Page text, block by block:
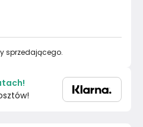
sprzedającego.